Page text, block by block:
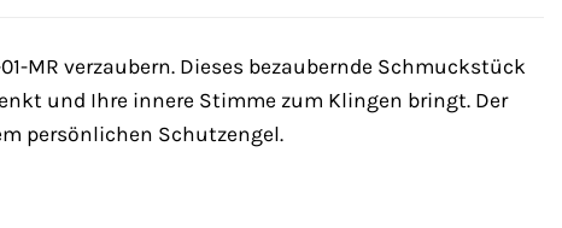
MR verzaubern. Dieses bezaubernde Schmuckstück
und Ihre innere Stimme zum Klingen bringt. Der
persönlichen Schutzengel.